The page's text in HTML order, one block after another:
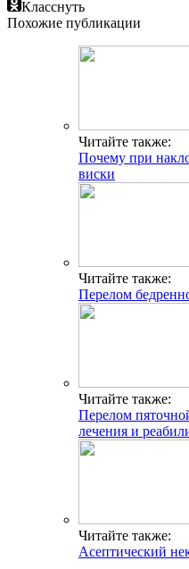
Класснуть
Похожие публикации
Читайте также:
Почему при
виски
Читайте также:
Перелом
Читайте также:
Перелом
лечения и
Читайте также:
Асептический